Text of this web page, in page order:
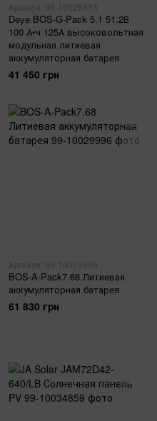
Артикул: 99-10025413
Deye BOS-G-Pack 5.1 51.2В
100 А•ч 125А высоковольтная
модульная литиевая
аккумуляторная батарея
41 450 грн
Артикул: 99-10029996
BOS-A-Pack7.68 Литиевая
аккумуляторная батарея
61 830 грн